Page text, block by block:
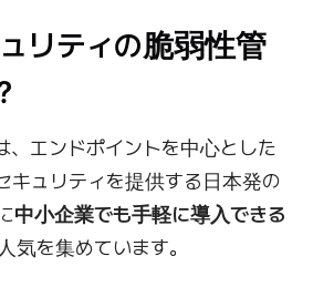
リティの脆弱性管
、エンドポイントを中心とした
キュリティを提供する日本発の
中小企業でも手軽に導入できる
気を集めています。